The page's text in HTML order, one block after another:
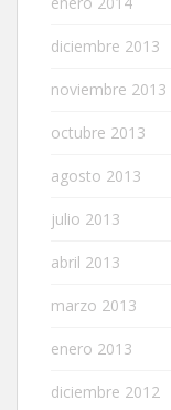
diciembre 2013
noviembre 2013
octubre 2013
agosto 2013
julio 2013
abril 2013
marzo 2013
enero 2013
diciembre 2012